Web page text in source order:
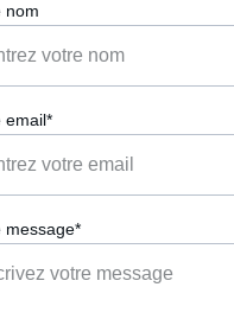
nom
email*
message*